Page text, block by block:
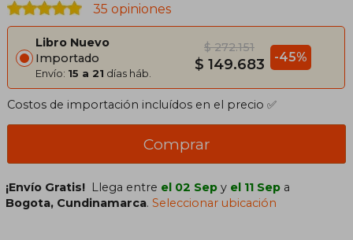
35 opiniones
Libro Nuevo
Importado
Envío: 15 a 21 días háb.
$ 272.151
$ 149.683 -45%
Costos de importación incluídos en el precio ✅
Comprar
¡Envío Gratis! Llega entre el 02 Sep y el 11 Sep a
Bogota, Cundinamarca.Seleccionar ubicación